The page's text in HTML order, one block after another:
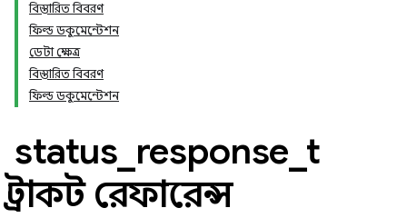
বিস্তারিত বিবরণ
ফিল্ড ডকুমেন্টেশন
ডেটা ক্ষেত্র
বিস্তারিত বিবরণ
ফিল্ড ডকুমেন্টেশন
status response t
স্ট্রাকট রেফারেন্স